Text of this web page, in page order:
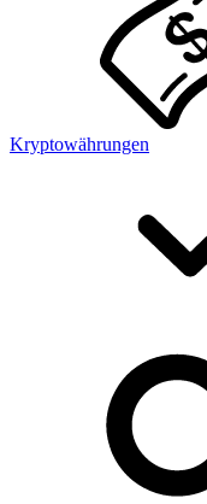
Kryptowährungen